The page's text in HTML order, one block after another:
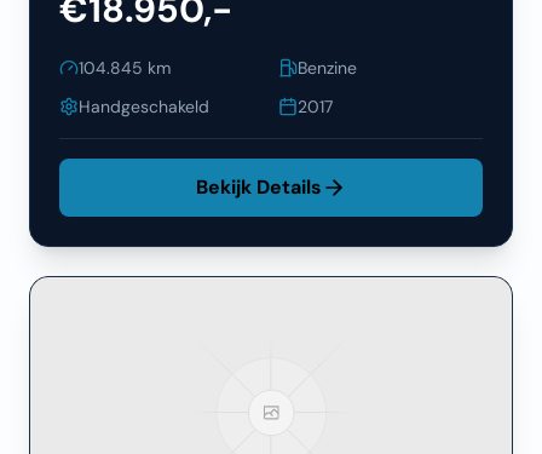
104.845 km
Benzine
Handgeschakeld
2017
Bekijk Details